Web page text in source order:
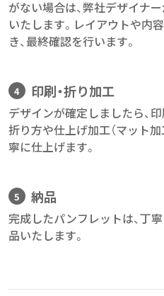
がない場合は、弊社デザイナ
いたします。レイアウトや内
き、最終確認を行います。
印刷・折り加工
デザインが確定しましたら、
折り方や仕上げ加工（マット加
寧に仕上げます。
納品
完成したパンフレットは、丁
品いたします。